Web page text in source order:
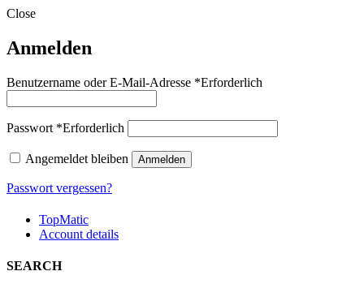
Close
Anmelden
Benutzername oder E-Mail-Adresse *Erforderlich
Passwort *Erforderlich
Angemeldet bleiben Anmelden
Passwort vergessen?
TopMatic
Account details
SEARCH